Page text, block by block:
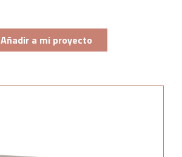
Añadir a mi proyecto